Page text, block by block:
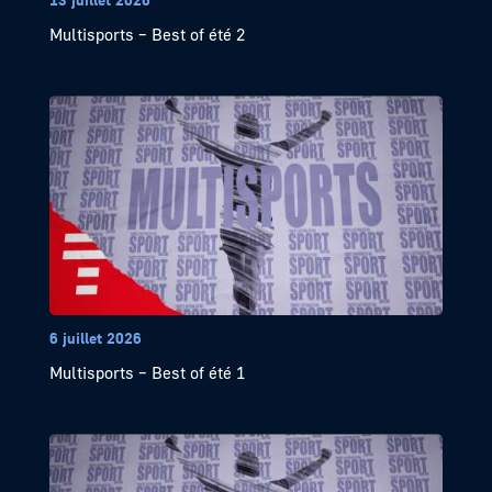
Multisports – Best of été 2
6 juillet 2026
Multisports – Best of été 1